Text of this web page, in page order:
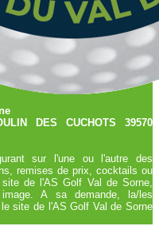
DES CUCHOTS 39570
sur l'une ou l'autre des
remises de prix, cocktails ou
de l'AS Golf Val de Sorne,
A sa demande, la/les
site de l'AS Golf Val de Sorne